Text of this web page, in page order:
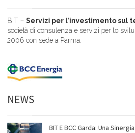
BIT – Servizi per l’investimento sul
società di consulenza e servizi per lo
2006 con sede a Parma.
NEWS
BIT E BCC Garda: Una